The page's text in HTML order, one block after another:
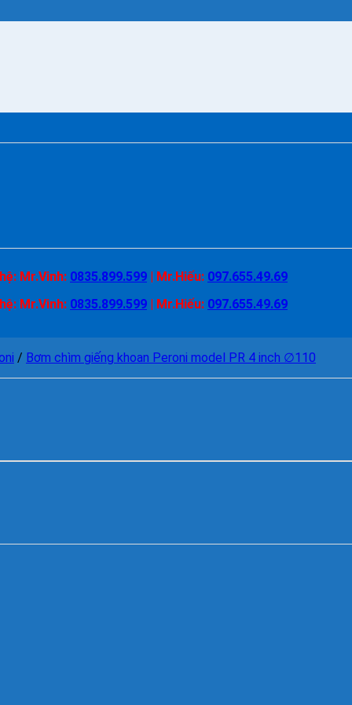
Mr.Vinh: 0835.899.599 | Mr.Hiếu: 097.655.49.69
Mr.Vinh: 0835.899.599 | Mr.Hiếu: 097.655.49.69
/ Bơm chìm giếng khoan Peroni model PR 4 inch ∅110